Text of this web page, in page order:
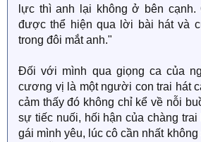
lực thì anh lại không ở bên cạnh.
được thể hiện qua lời bài hát và
trong đôi mắt anh."
Đối với mình qua giọng ca của
cương vị là một người con trai hát
cảm thấy đó không chỉ kể về nỗi
sự tiếc nuối, hối hận của chàng
gái mình yêu, lúc cô cần nhất